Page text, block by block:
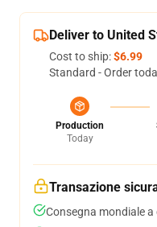
Deliver to United
Cost to ship:$6.99
Standard - Order
Production
Today
Transazione
Consegna mondiale